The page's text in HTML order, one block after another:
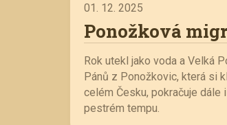
01. 12. 2025
Ponožková
Rok utekl jako voda a Velká
Pánů z Ponožkovic, která si
celém Česku, pokračuje dále
pestrém tempu.